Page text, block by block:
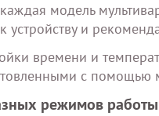
модель
устройству и
времени и
с помощью
режимов